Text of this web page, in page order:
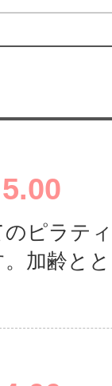
エクス
す。
店 ■朝
尾店 ■
カレッ
5.00
ピラテ
加齢と